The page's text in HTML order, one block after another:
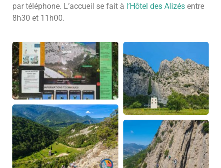
par téléphone. L’accueil se fait à l’Hôtel des Alizés entre
8h30 et 11h00.